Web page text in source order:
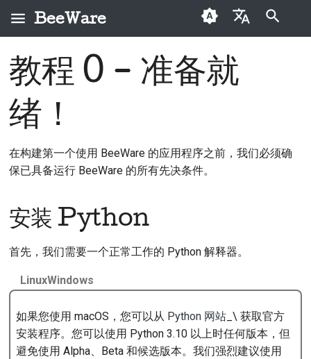
BeeWare
English
Deutsch
中文(繁體)
安装 Python
安装依赖项
版本 / Debian 13 及以
上版本
Arch 或 Manjaro
Tumbleweed
建立虚拟环境
下一步
教程 5 - 在移动设备
教程 5 - 在移动设备
自定义图标
使用相机
教程 0 - 准备就
绪！
在构建第一个使用 BeeWare 的应用程序之前，我们必须确
保已具备运行 BeeWare 的所有先决条件。
安装 Python
首先，我们需要一个正常工作的 Python 解释器。
LinuxWindows
如果您使用 macOS，您可以从 Python 网站_\ 获取官方
安装程序。您可以使用 Python 3.10 以上时任何版本，但
避免使用 Alpha、Beta 和候选版本。我们强烈建议使用